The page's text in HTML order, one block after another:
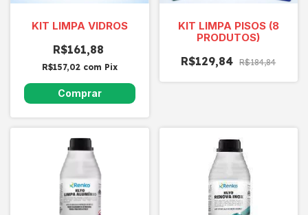
KIT LIMPA VIDROS
R$161,88
R$157,02 com Pix
KIT LIMPA PISOS (8
PRODUTOS)
R$129,84 R$184,84